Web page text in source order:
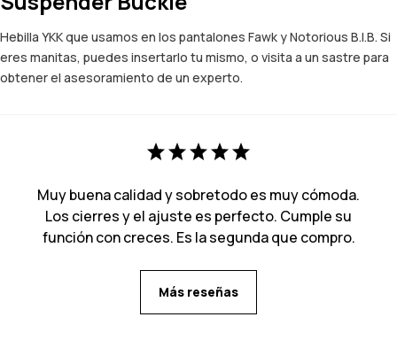
Hebilla YKK que usamos en los pantalones Fawk y Notorious B.I.B. Si
eres manitas, puedes insertarlo tu mismo, o visita a un sastre para
obtener el asesoramiento de un experto.
Muy buena calidad y sobretodo es muy cómoda.
Los cierres y el ajuste es perfecto. Cumple su
función con creces. Es la segunda que compro.
Más reseñas